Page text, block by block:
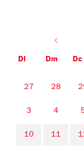
Dl Dm Dc
No hi ha cap
27 28
3 4
10 11